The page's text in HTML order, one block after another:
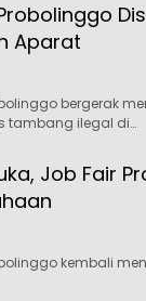
Aparat
bergerak
tambang ilegal di…
Job Fair
kembali